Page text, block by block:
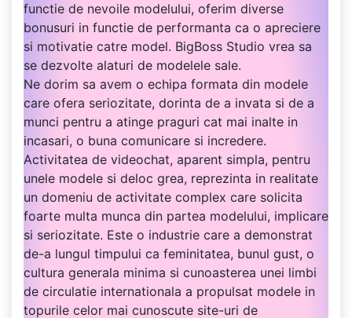
functie de nevoile modelului, oferim diverse
bonusuri in functie de performanta ca o apreciere
si motivatie catre model. BigBoss Studio vrea sa
se dezvolte alaturi de modelele sale.
Ne dorim sa avem o echipa formata din modele
care ofera seriozitate, dorinta de a invata si de a
munci pentru a atinge praguri cat mai inalte in
incasari, o buna comunicare si incredere.
Activitatea de videochat, aparent simpla, pentru
unele modele si deloc grea, reprezinta in realitate
un domeniu de activitate complex care solicita
foarte multa munca din partea modelului, implicare
si seriozitate. Este o industrie care a demonstrat
de-a lungul timpului ca feminitatea, bunul gust, o
cultura generala minima si cunoasterea unei limbi
de circulatie internationala a propulsat modele in
topurile celor mai cunoscute site-uri de